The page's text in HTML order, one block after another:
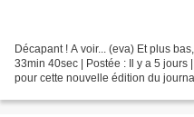
Décapant ! A voir... (eva) Et plus
33min 40sec | Postée : Il y a 5
pour cette nouvelle édition du